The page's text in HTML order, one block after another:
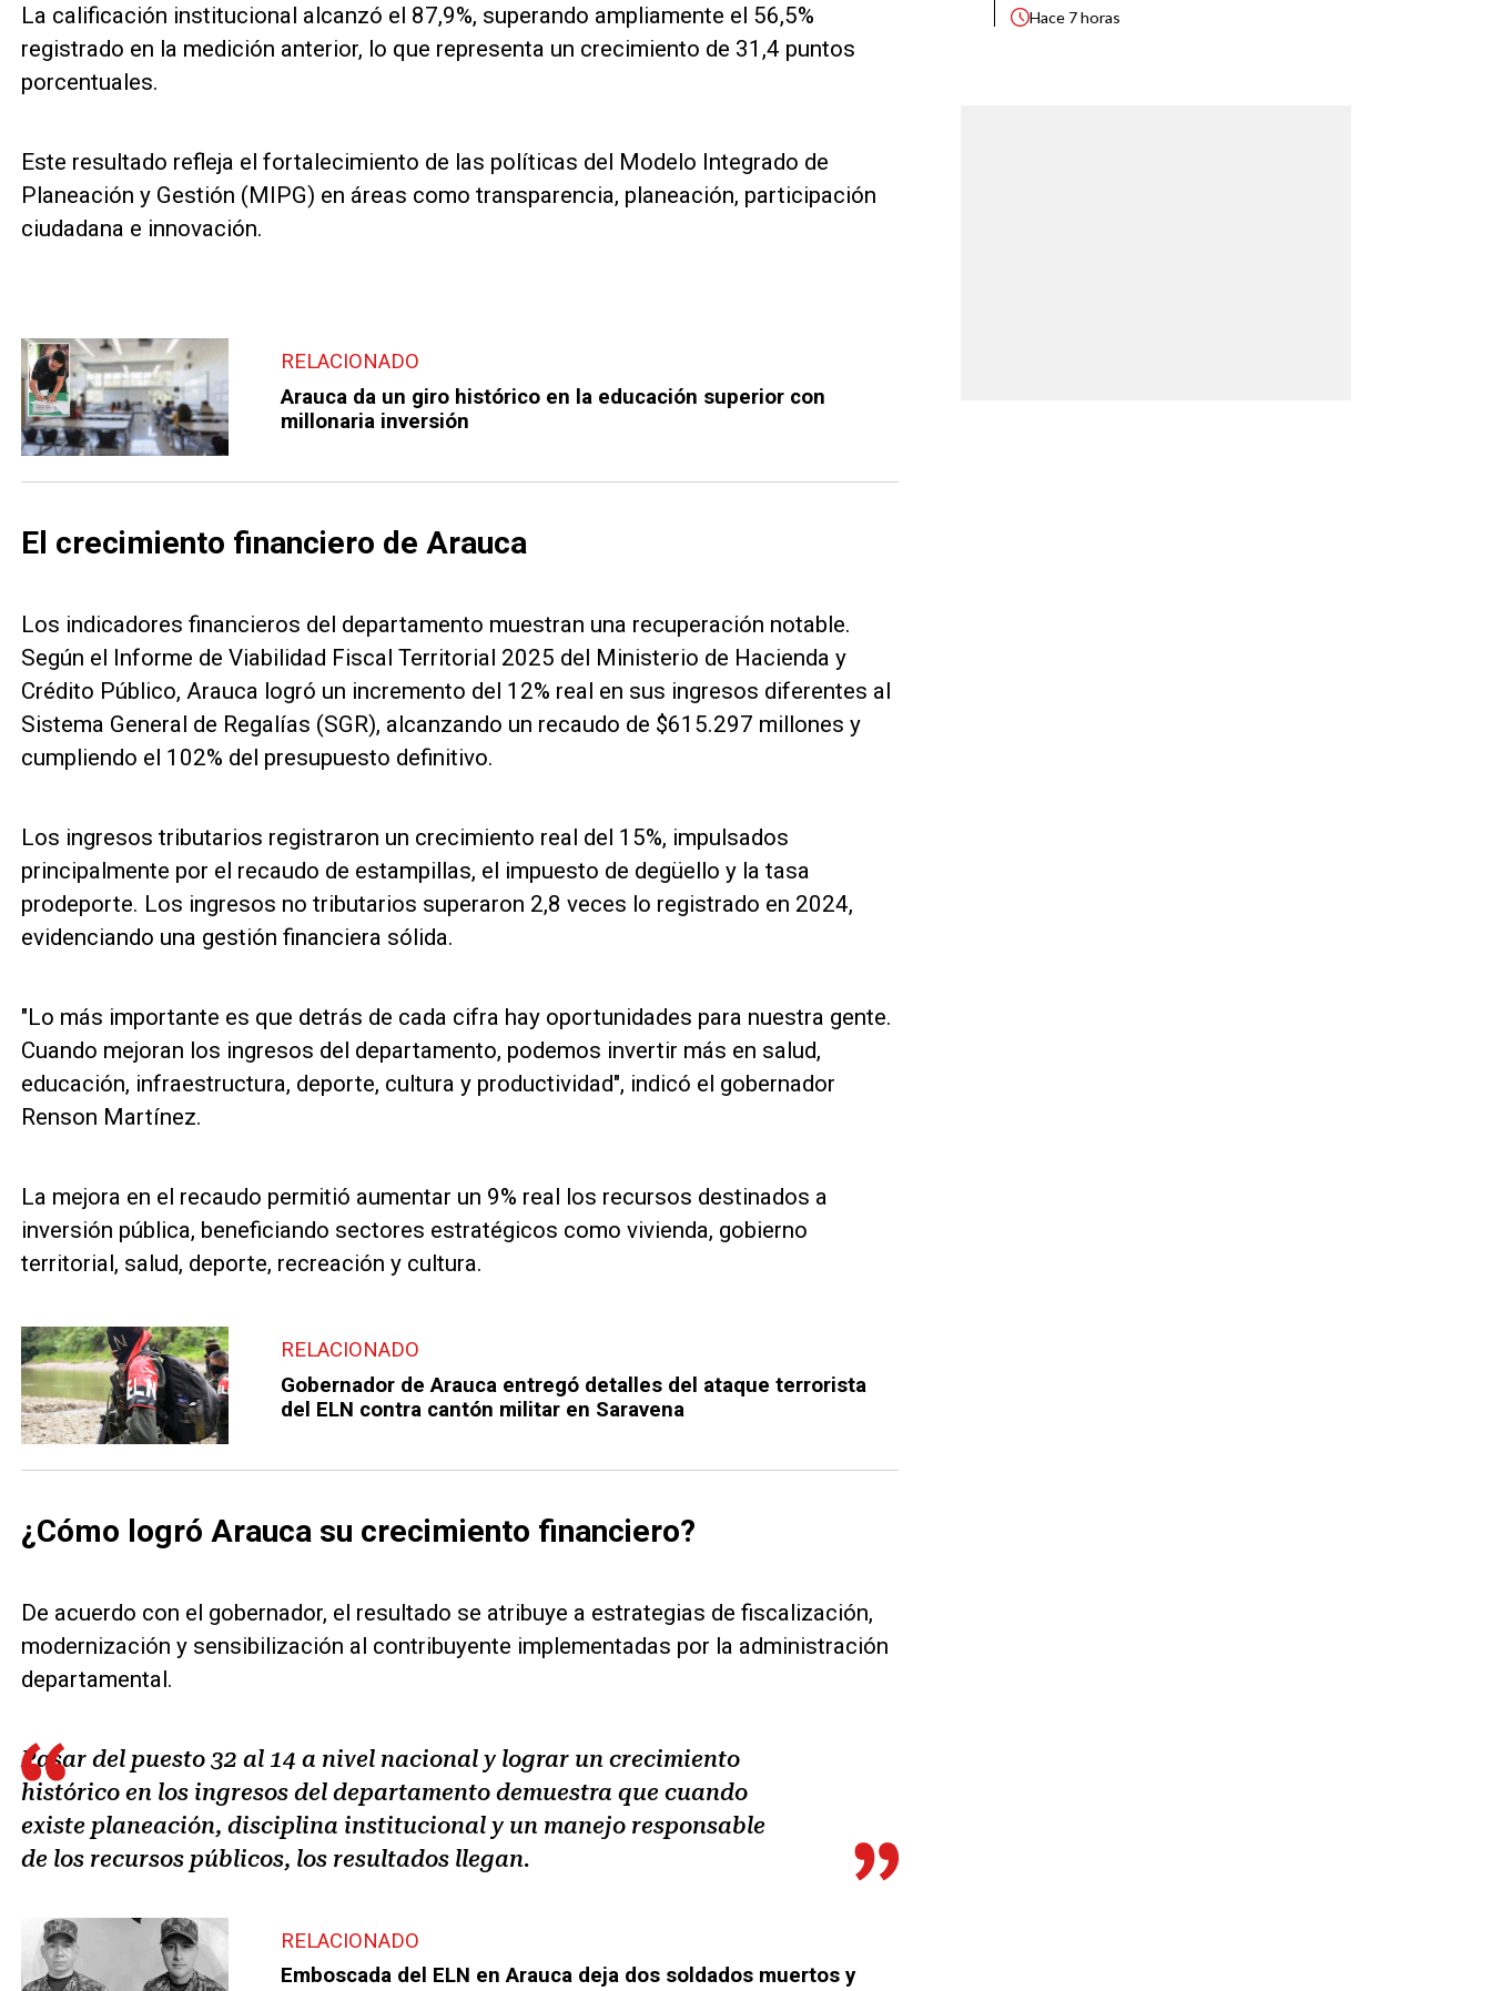
La calificación institucional alcanzó el 87,9%, superando ampliamente el 56,5%
registrado en la medición anterior, lo que representa un crecimiento de 31,4 puntos
porcentuales.
Este resultado refleja el fortalecimiento de las políticas del Modelo Integrado de
Planeación y Gestión (MIPG) en áreas como transparencia, planeación, participación
ciudadana e innovación.
RELACIONADO
Arauca da un giro histórico en la educación superior con
millonaria inversión
El crecimiento financiero de Arauca
Los indicadores financieros del departamento muestran una recuperación notable.
Según el Informe de Viabilidad Fiscal Territorial 2025 del Ministerio de Hacienda y
Crédito Público, Arauca logró un incremento del 12% real en sus ingresos diferentes al
Sistema General de Regalías (SGR), alcanzando un recaudo de $615.297 millones y
cumpliendo el 102% del presupuesto definitivo.
Los ingresos tributarios registraron un crecimiento real del 15%, impulsados
principalmente por el recaudo de estampillas, el impuesto de degüello y la tasa
prodeporte. Los ingresos no tributarios superaron 2,8 veces lo registrado en 2024,
evidenciando una gestión financiera sólida.
"Lo más importante es que detrás de cada cifra hay oportunidades para nuestra gente.
Cuando mejoran los ingresos del departamento, podemos invertir más en salud,
educación, infraestructura, deporte, cultura y productividad", indicó el gobernador
Renson Martínez.
La mejora en el recaudo permitió aumentar un 9% real los recursos destinados a
inversión pública, beneficiando sectores estratégicos como vivienda, gobierno
territorial, salud, deporte, recreación y cultura.
RELACIONADO
Gobernador de Arauca entregó detalles del ataque terrorista
del ELN contra cantón militar en Saravena
¿Cómo logró Arauca su crecimiento financiero?
De acuerdo con el gobernador, el resultado se atribuye a estrategias de fiscalización,
modernización y sensibilización al contribuyente implementadas por la administración
departamental.
Pasar del puesto 32 al 14 a nivel nacional y lograr un crecimiento
histórico en los ingresos del departamento demuestra que cuando
existe planeación, disciplina institucional y un manejo responsable
de los recursos públicos, los resultados llegan.
RELACIONADO
Emboscada del ELN en Arauca deja dos soldados muertos y
Hace 7 horas